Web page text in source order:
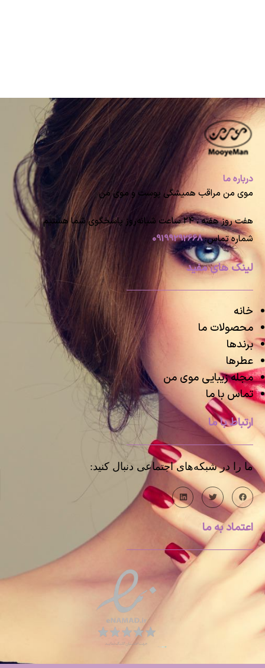
درباره ما
موی من مراقب همیشگی پوست و موی من
هفت روز هفته ، ۲۴ ساعت شبانه‌روز پاسخگوی شما هستیم
شماره تماس:09199292668
لینک های مفید
خانه
محصولات ما
برندها
عطرها
مجله زیبایی موی من
تماس با ما
ارتباط با ما
ما را در شبکه‌های اجتماعی دنبال کنید:
اعتماد به ما